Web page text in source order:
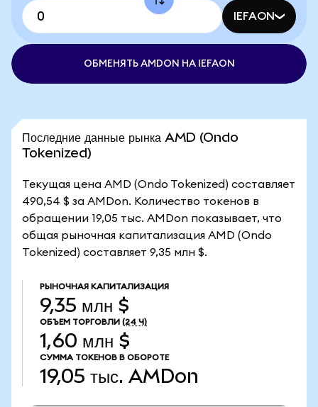
IEFAON
ОБМЕНЯТЬ AMDON НА IEFAON
Последние данные рынка AMD (Ondo
Tokenized)
Текущая цена AMD (Ondo Tokenized) составляет
490,54 $ за AMDon. Количество токенов в
обращении 19,05 тыс. AMDon показывает, что
общая рыночная капитализация AMD (Ondo
Tokenized) составляет 9,35 млн $.
РЫНОЧНАЯ КАПИТАЛИЗАЦИЯ
9,35 млн $
ОБЪЕМ ТОРГОВЛИ (24 Ч)
1,60 млн $
СУММА ТОКЕНОВ В ОБОРОТЕ
19,05 тыс. AMDon